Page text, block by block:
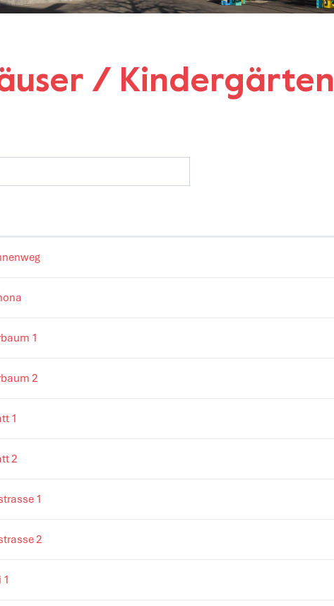
/ Kindergärten
1
2
1
2
1
2